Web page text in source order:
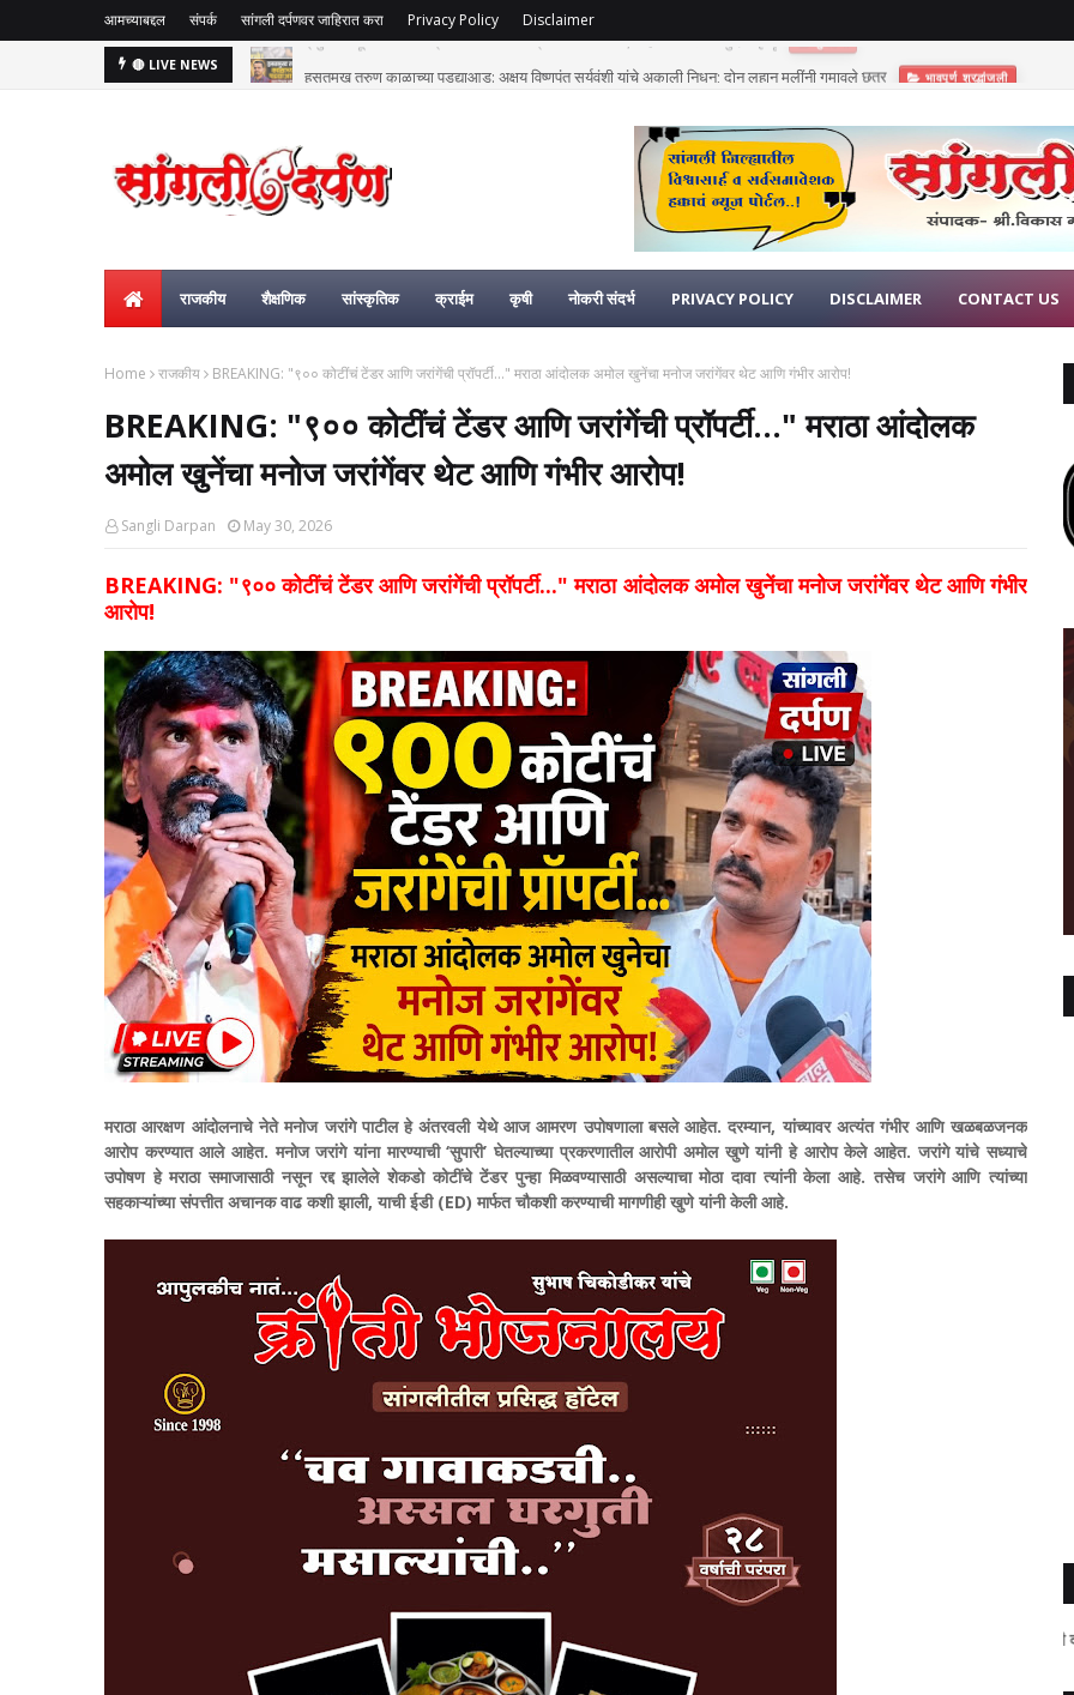
आमच्याबद्दल संपर्क सांगली दर्पणवर जाहिरात करा Privacy Policy Disclaimer
🔴 LIVE NEWS हसतमुख तरुण काळाच्या पडद्याआड: अक्षय विष्णुपंत सूर्यवंशी यांचे अकाली निधन; दोन लहान मुलींनी गमावले छत्र भावपूर्ण श्रद्धांजली
राजकीय शैक्षणिक सांस्कृतिक क्राईम कृषी नोकरी संदर्भ PRIVACY POLICY DISCLAIMER CONTACT US
Home राजकीय BREAKING: "९०० कोटींचं टेंडर आणि जरांगेंची प्रॉपर्टी..." मराठा आंदोलक अमोल खुनेंचा मनोज जरांगेंवर थेट आणि गंभीर आरोप!
BREAKING: "९०० कोटींचं टेंडर आणि जरांगेंची प्रॉपर्टी..." मराठा आंदोलक
अमोल खुनेंचा मनोज जरांगेंवर थेट आणि गंभीर आरोप!
Sangli Darpan May 30, 2026
BREAKING: "९०० कोटींचं टेंडर आणि जरांगेंची प्रॉपर्टी..." मराठा आंदोलक अमोल खुनेंचा मनोज जरांगेंवर थेट आणि गंभीर
आरोप!
मराठा आरक्षण आंदोलनाचे नेते मनोज जरांगे पाटील हे अंतरवली येथे आज आमरण उपोषणाला बसले आहेत. दरम्यान, यांच्यावर अत्यंत गंभीर आणि खळबळजनक
आरोप करण्यात आले आहेत. मनोज जरांगे यांना मारण्याची ‘सुपारी’ घेतल्याच्या प्रकरणातील आरोपी अमोल खुणे यांनी हे आरोप केले आहेत. जरांगे यांचे सध्याचे
उपोषण हे मराठा समाजासाठी नसून रद्द झालेले शेकडो कोटींचे टेंडर पुन्हा मिळवण्यासाठी असल्याचा मोठा दावा त्यांनी केला आहे. तसेच जरांगे आणि त्यांच्या
सहकाऱ्यांच्या संपत्तीत अचानक वाढ कशी झाली, याची ईडी (ED) मार्फत चौकशी करण्याची मागणीही खुणे यांनी केली आहे.
" सांगली दर्पण न्यूज